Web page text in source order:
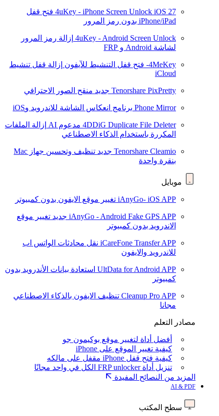
4uKey - iPhone Screen Unlock iOS 27
فتح قفل
iPhone/iPad بدون رمز المرور
4uKey - Android Screen Unlock إزالة رمز المرور
لشاشة Android و FRP
4MeKey- فتح قفل التنشيط للآيفون
إزالة قفل تنشيط
iCloud
Tenorshare PixPretty جديد منقح الصور الاحترافي
Phone Mirror برنامج انعكاس الشاشة للاندرويد وiOS
4DDiG Duplicate File Deleter مدعوم AI
إزالة الملفات
المكررة باستخدام الذكاء الاصطناعي
Tenorshare Cleamio جديد
تنظيف وتحسين جهاز Mac
بنقرة واحدة
موبايل
iAnyGo- iOS APP تغيير موقع الايفون بدون كمبيوتر
iAnyGo - Android Fake GPS APP جديد تغيير موقع
الاندرويد بدون كمبيوتر
iCareFone Transfer APP نقل محادثات الواتس اب
للاندرويد والايفون
UltData for Android APP استعادة بيانات الأندرويد بدون
كمبيوتر
Cleanup Pro APP تنظيف الايفون بالذكاء الاصطناعي
مجانا
مصادر التعلم
أفضل أداة لتغيير موقع بوكيمون جو
كيفية تغيير الموقع على iPhone
كيفية فتح قفل iPhone مقفل على مالكه
تنزيل أداة FRP unlocker الكل في واحد مجانًا
المزيد من النصائح المفيدة
AI & PDF
سطح المكتب